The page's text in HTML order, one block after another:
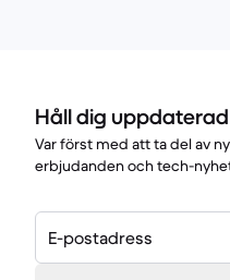
Håll dig
Var först med att ta del av
erbjudanden och tech-
E-postadress